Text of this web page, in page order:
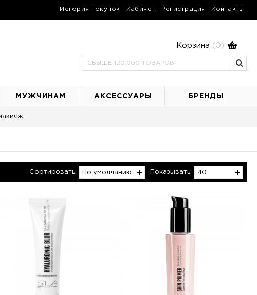
История покупок Кабинет Регистрация Контакты
Корзина (0)
МУЖЧИНАМ АКСЕССУАРЫ БРЕНДЫ
Показывать: 40
Сортировать: По умолчанию